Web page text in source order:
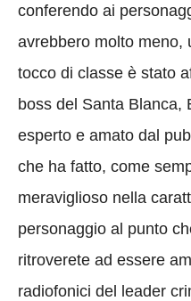
conferendo ai
avrebbero molto meno,
tocco di classe è stato
boss del Santa Blanca,
esperto e amato dal
che ha fatto, come
meraviglioso nella
personaggio al punto
ritroverete ad essere
radiofonici del leader